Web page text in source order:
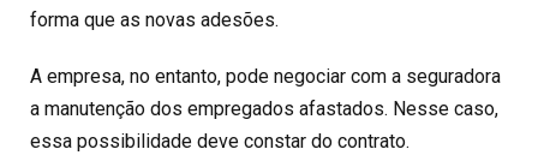
forma que as novas adesões.
A empresa, no entanto, pode negociar com a seguradora
a manutenção dos empregados afastados. Nesse caso,
essa possibilidade deve constar do contrato.